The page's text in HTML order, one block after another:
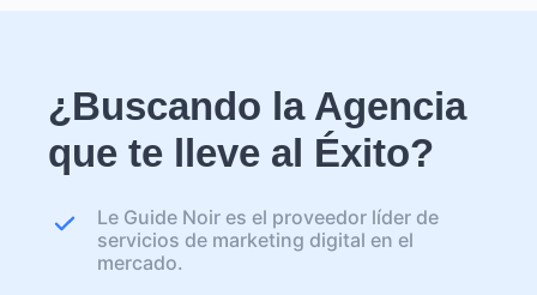
¿Buscando la Agencia
que te lleve al Éxito?
Le Guide Noir es el proveedor líder de
servicios de marketing digital en el
mercado.